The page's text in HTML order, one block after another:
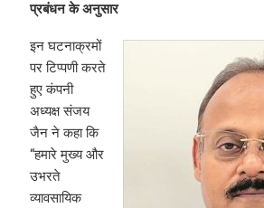
प्रबंधन के अनुसार
इन घटनाक्रमों
पर टिप्पणी करते
हुए कंपनी
अध्यक्ष संजय
जैन ने कहा कि
“हमारे मुख्य और
उभरते
व्यावसायिक